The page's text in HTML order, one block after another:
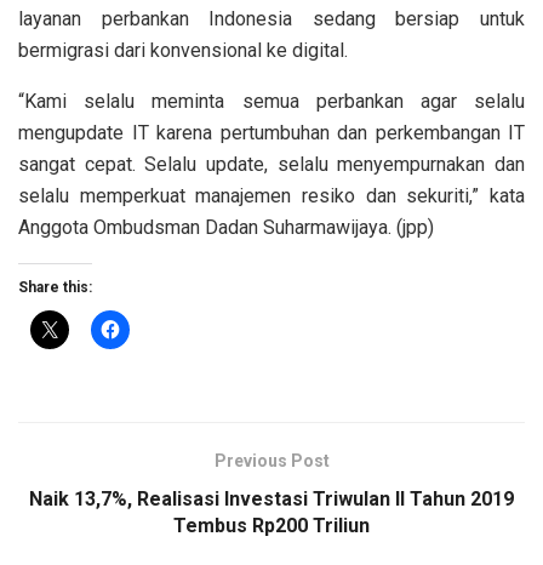
layanan perbankan Indonesia sedang bersiap untuk
bermigrasi dari konvensional ke digital.
“Kami selalu meminta semua perbankan agar selalu
mengupdate IT karena pertumbuhan dan perkembangan IT
sangat cepat. Selalu update, selalu menyempurnakan dan
selalu memperkuat manajemen resiko dan sekuriti,” kata
Anggota Ombudsman Dadan Suharmawijaya. (jpp)
Share this:
Previous Post
Naik 13,7%, Realisasi Investasi Triwulan II Tahun 2019
Tembus Rp200 Triliun